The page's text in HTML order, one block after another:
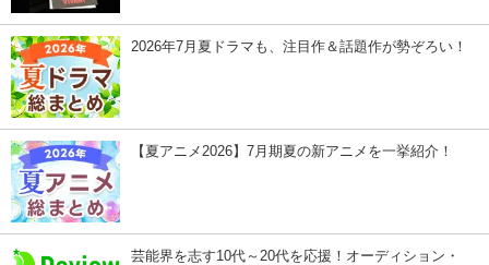
2026年7月夏ドラマも、注目作＆話題作が勢ぞろい！
【夏アニメ2026】7月期夏の新アニメを一挙紹介！
芸能界を志す10代～20代を応援！オーディション・